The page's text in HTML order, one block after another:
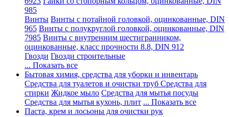
985
Винты Винты с потайной головкой, оцинкованные, DIN
965 Винты с полукруглой головкой, оцинкованные, DIN
7985 Винты с внутренним шестигранником,
оцинкованные, класс прочности 8.8, DIN 912
Гвозди Гвозди строительные
... Показать все
Бытовая химия, средства для уборки и инвентарь
Средства для туалетов и очистки труб Средства для
стирки Жидкое мыло Средства для мытья посуды
Средства для мытья кухонь, плит ... Показать все
Паста, крем и лосьоны для очистки рук